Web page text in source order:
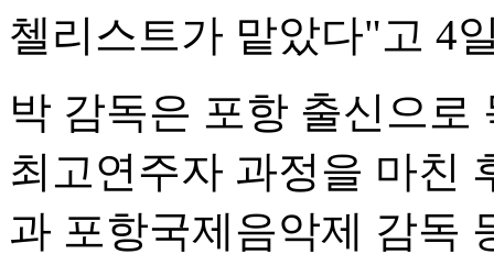
첼리스트가 맡았다"고 4
박 감독은 포항 출신으로
최고연주자 과정을 마친
과 포항국제음악제 감독